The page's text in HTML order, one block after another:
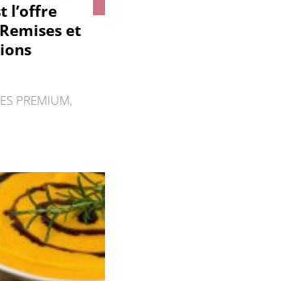
l’offre
et
PREMIUM,